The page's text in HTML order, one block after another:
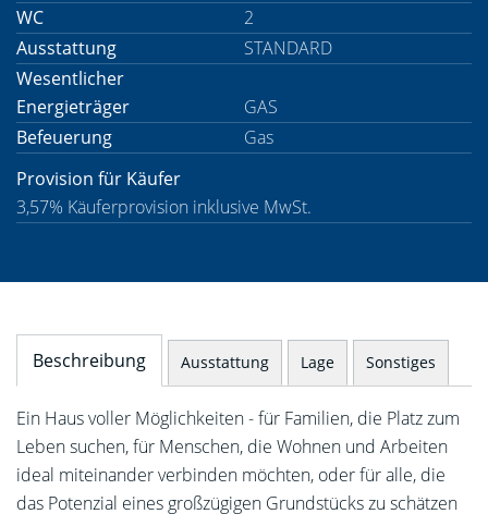
WC
2
Ausstattung
STANDARD
Wesentlicher
Energieträger
GAS
Befeuerung
Gas
Provision für Käufer
3,57% Käuferprovision inklusive MwSt.
Beschreibung Ausstattung Lage Sonstiges
Ein Haus voller Möglichkeiten - für Familien, die Platz zum
Leben suchen, für Menschen, die Wohnen und Arbeiten
ideal miteinander verbinden möchten, oder für alle, die
das Potenzial eines großzügigen Grundstücks zu schätzen